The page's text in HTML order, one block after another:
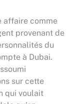
affaire comme
provenant de
du
à Dubai.
sur cette
qui voulait